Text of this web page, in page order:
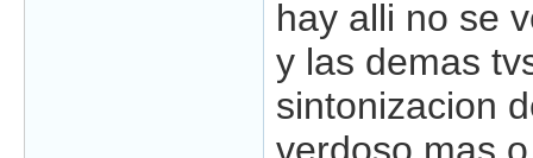
hay alli no se
y las demas
sintonizacion